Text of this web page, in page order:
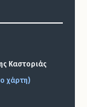
Καστοριάς
χάρτη)